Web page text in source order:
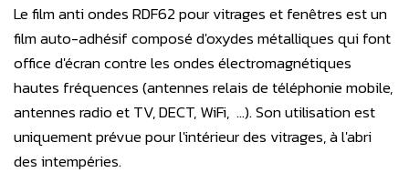
Le film anti ondes RDF62 pour vitrages et fenêtres est un
film auto-adhésif composé d'oxydes métalliques qui font
office d'écran contre les ondes électromagnétiques
hautes fréquences (antennes relais de téléphonie mobile,
antennes radio et TV, DECT, WiFi, ...). Son utilisation est
uniquement prévue pour l'intérieur des vitrages, à l'abri
des intempéries.